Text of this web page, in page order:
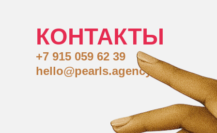
+7 915 059 62 39
hello@pearls.agency
КОНТАКТЫ